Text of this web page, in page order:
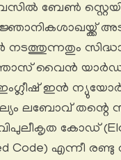
ബേൺ
വൈൻ യാർഡ്
ഇൻ
ലബോവ് തന്റെ
കോഡ്
Code) എന്നീ രണ്ടു